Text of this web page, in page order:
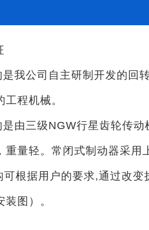
我公司自主研制开发的回
程机械。
由三级NGW行星齿轮传
重量轻。常闭式制动器采
根据用户的要求,通过改
图）。